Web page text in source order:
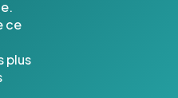
ce
plus